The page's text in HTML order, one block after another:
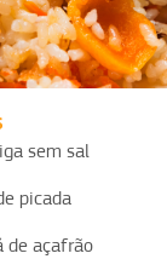
sem sal
picada
de açafrão